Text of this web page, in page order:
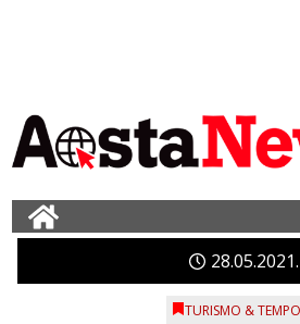
2805 2021
TURISMO &